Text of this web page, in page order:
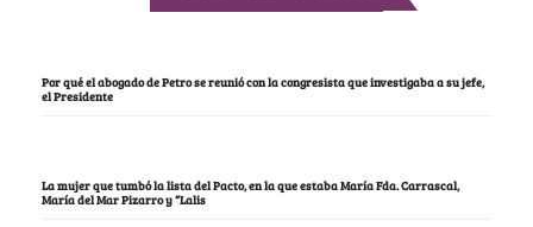
Por qué el abogado de Petro se reunió con la congresista que investigaba a su jefe,
el Presidente
La mujer que tumbó la lista del Pacto, en la que estaba María Fda. Carrascal,
María del Mar Pizarro y “Lalis